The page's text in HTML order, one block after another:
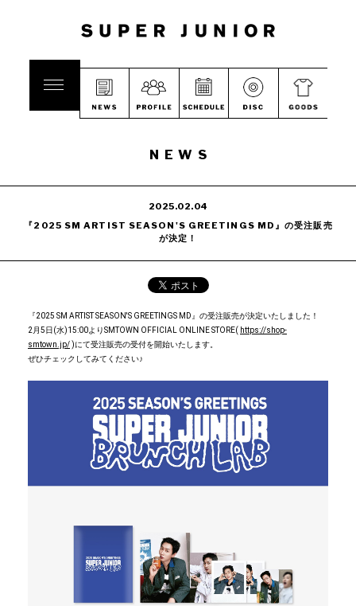
NEWS
2025.02.04
『2025 SM ARTIST SEASON'S GREETINGS MD』の受注販売
が決定！
『2025 SM ARTIST SEASON'S GREETINGS MD』の受注販売が決定いたしました！
2月5日(水)15:00よりSMTOWN OFFICIAL ONLINE STORE( https://shop-
smtown.jp/ )にて受注販売の受付を開始いたします。
ぜひチェックしてみてください♪